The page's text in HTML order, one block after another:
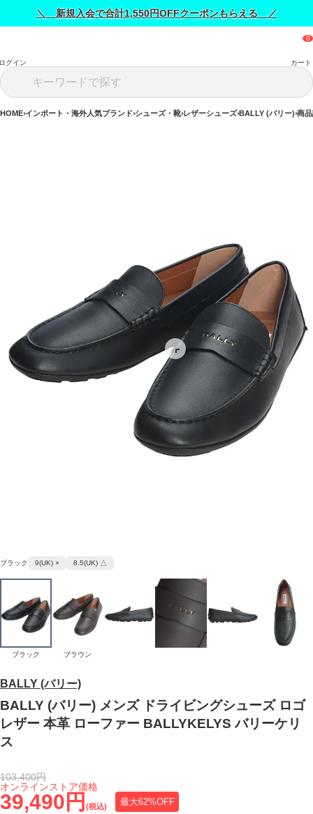
＼ 新規入会で合計1,550円OFFクーポンもらえる ／
グイン カート
HOME インポート・海外人気ブランド シューズ・靴 レザーシューズ BALLY (バリー) 商
BALLY (バリー)
BALLY (バリー) メンズ ドライビングシューズ ロゴ
レザー 本革 ローファー BALLYKELYS バリーケリ
ス
39,490円 (税込) 最大62%OFF
オンラインストア価格
103,400円
ブラック 9(UK) × 8.5(UK) △
ブラック ブラウン